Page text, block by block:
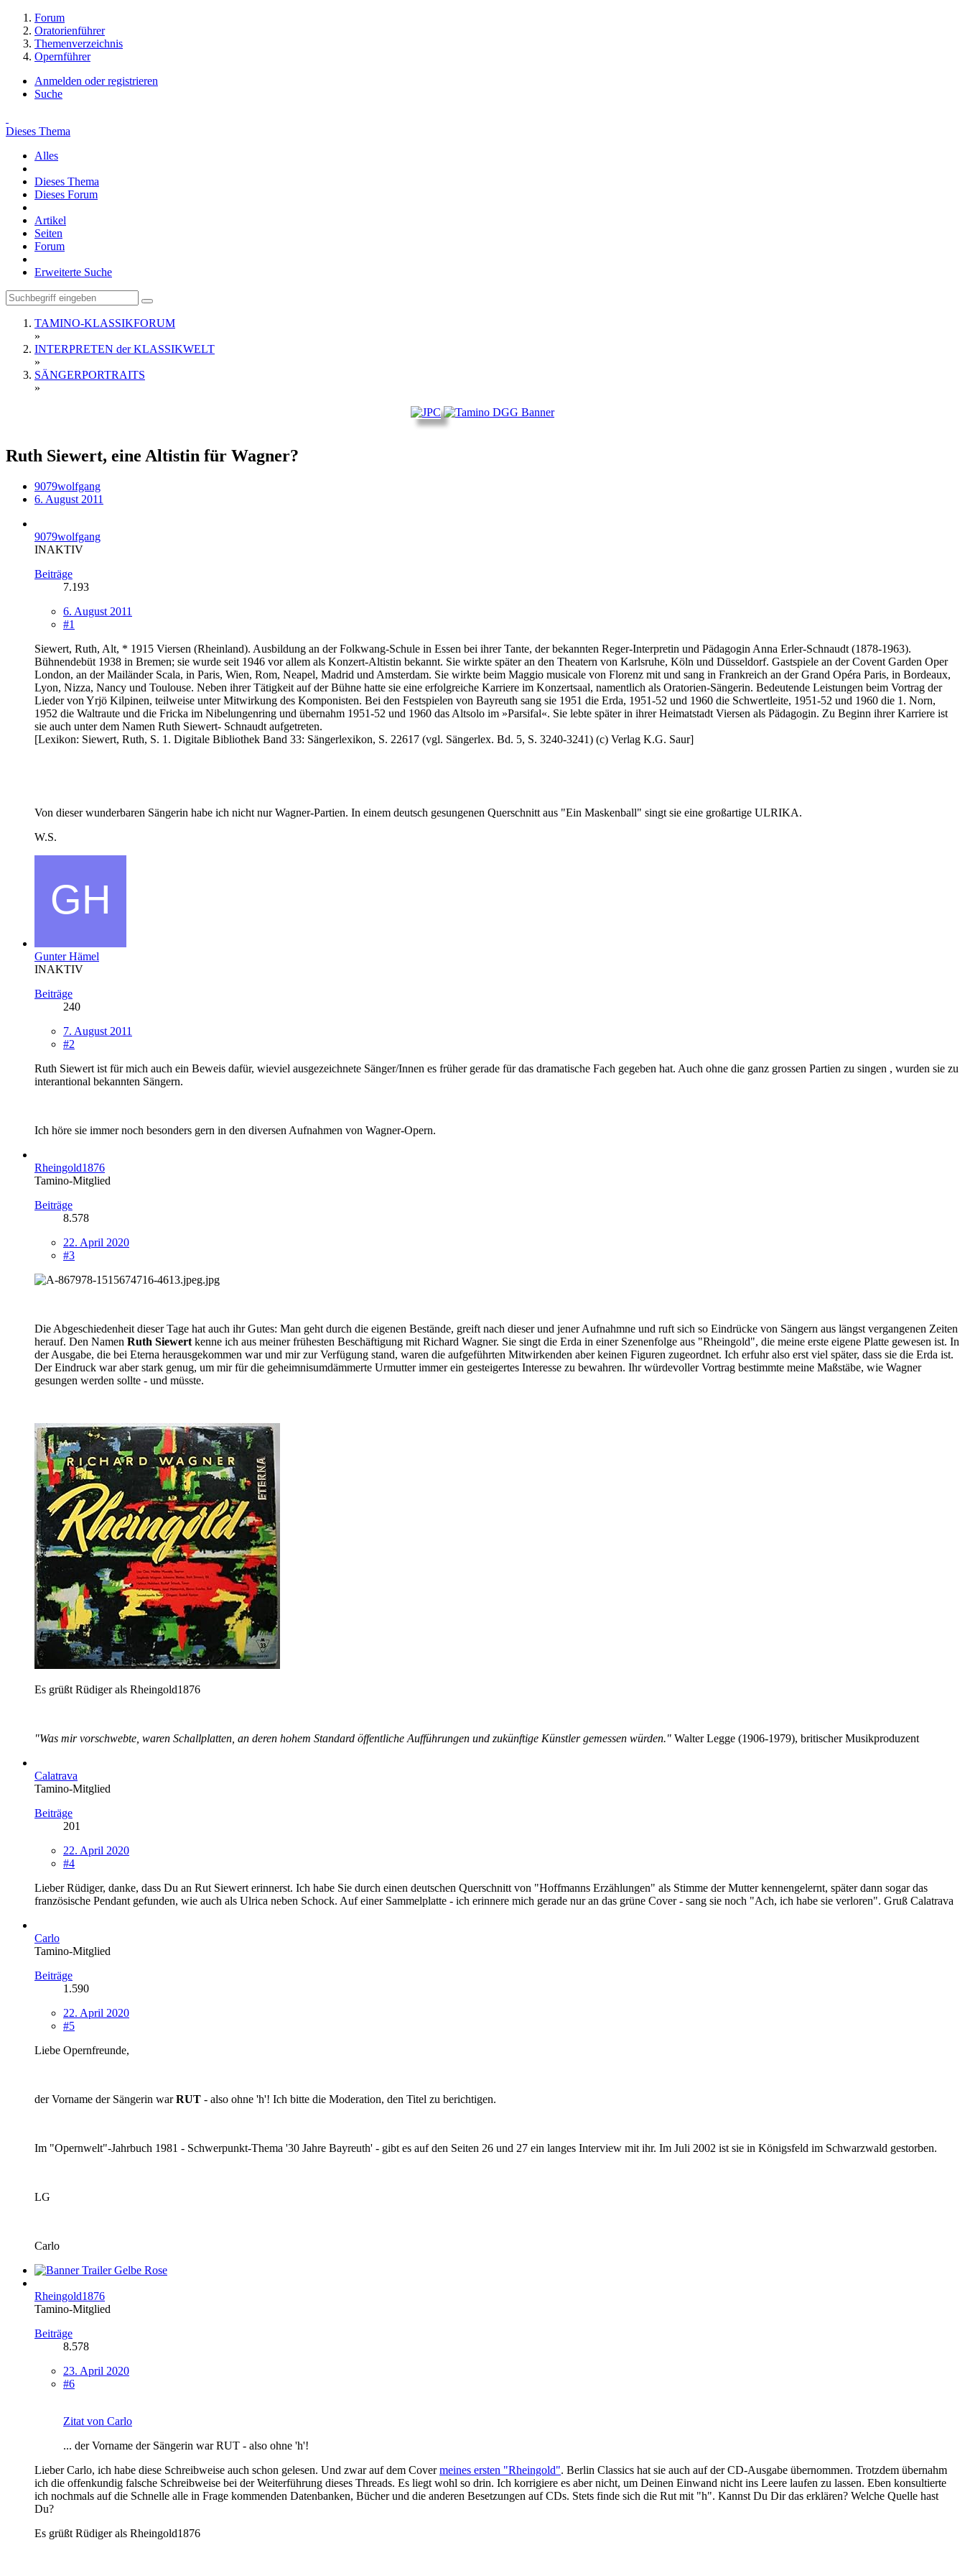
Forum
Oratorienführer
Themenverzeichnis
Opernführer
Anmelden oder registrieren
Suche
Dieses Thema
Alles
Dieses Thema
Dieses Forum
Artikel
Seiten
Forum
Erweiterte Suche
TAMINO-KLASSIKFORUM
»
INTERPRETEN der KLASSIKWELT
»
SÄNGERPORTRAITS
»
Ruth Siewert, eine Altistin für Wagner?
9079wolfgang
6. August 2011
9079wolfgang
INAKTIV
Beiträge
7.193
6. August 2011
#1
Siewert, Ruth, Alt, * 1915 Viersen (Rheinland). Ausbildung an der Folkwang-Schule in Essen bei ihrer Tante, der bekannten Reger-Interpretin und Pädagogin Anna Erler-Schnaudt (1878-1963).
Bühnendebüt 1938 in Bremen; sie wurde seit 1946 vor allem als Konzert-Altistin bekannt. Sie wirkte später an den Theatern von Karlsruhe, Köln und Düsseldorf. Gastspiele an der Covent Garden Oper
London, an der Mailänder Scala, in Paris, Wien, Rom, Neapel, Madrid und Amsterdam. Sie wirkte beim Maggio musicale von Florenz mit und sang in Frankreich an der Grand Opéra Paris, in Bordeaux,
Lyon, Nizza, Nancy und Toulouse. Neben ihrer Tätigkeit auf der Bühne hatte sie eine erfolgreiche Karriere im Konzertsaal, namentlich als Oratorien-Sängerin. Bedeutende Leistungen beim Vortrag der
Lieder von Yrjö Kilpinen, teilweise unter Mitwirkung des Komponisten. Bei den Festspielen von Bayreuth sang sie 1951 die Erda, 1951-52 und 1960 die Schwertleite, 1951-52 und 1960 die 1. Norn,
1952 die Waltraute und die Fricka im Nibelungenring und übernahm 1951-52 und 1960 das Altsolo im »Parsifal«. Sie lebte später in ihrer Heimatstadt Viersen als Pädagogin. Zu Beginn ihrer Karriere ist
sie auch unter dem Namen Ruth Siewert- Schnaudt aufgetreten.
[Lexikon: Siewert, Ruth, S. 1. Digitale Bibliothek Band 33: Sängerlexikon, S. 22617 (vgl. Sängerlex. Bd. 5, S. 3240-3241) (c) Verlag K.G. Saur]
Von dieser wunderbaren Sängerin habe ich nicht nur Wagner-Partien. In einem deutsch gesungenen Querschnitt aus "Ein Maskenball" singt sie eine großartige ULRIKA.
W.S.
Gunter Hämel
INAKTIV
Beiträge
240
7. August 2011
#2
Ruth Siewert ist für mich auch ein Beweis dafür, wieviel ausgezeichnete Sänger/Innen es früher gerade für das dramatische Fach gegeben hat. Auch ohne die ganz grossen Partien zu singen , wurden sie zu
interantional bekannten Sängern.
Ich höre sie immer noch besonders gern in den diversen Aufnahmen von Wagner-Opern.
Rheingold1876
Tamino-Mitglied
Beiträge
8.578
22. April 2020
#3
Die Abgeschiedenheit dieser Tage hat auch ihr Gutes: Man geht durch die eigenen Bestände, greift nach dieser und jener Aufnahmne und ruft sich so Eindrücke von Sängern aus längst vergangenen Zeiten
herauf. Den Namen Ruth Siewert kenne ich aus meiner frühesten Beschäftigung mit Richard Wagner. Sie singt die Erda in einer Szenenfolge aus "Rheingold", die meine erste eigene Platte gewesen ist. In
der Ausgabe, die bei Eterna herausgekommen war und mir zur Verfügung stand, waren die aufgeführten Mitwirkenden aber keinen Figuren zugeordnet. Ich erfuhr also erst viel später, dass sie die Erda ist.
Der Eindruck war aber stark genug, um mir für die geheimnisumdämmerte Urmutter immer ein gesteigertes Interesse zu bewahren. Ihr würdevoller Vortrag bestimmte meine Maßstäbe, wie Wagner
gesungen werden sollte - und müsste.
Es grüßt Rüdiger als Rheingold1876
"Was mir vorschwebte, waren Schallplatten, an deren hohem Standard öffentliche Aufführungen und zukünftige Künstler gemessen würden." Walter Legge (1906-1979), britischer Musikproduzent
Calatrava
Tamino-Mitglied
Beiträge
201
22. April 2020
#4
Lieber Rüdiger, danke, dass Du an Rut Siewert erinnerst. Ich habe Sie durch einen deutschen Querschnitt von "Hoffmanns Erzählungen" als Stimme der Mutter kennengelernt, später dann sogar das
französische Pendant gefunden, wie auch als Ulrica neben Schock. Auf einer Sammelplatte - ich erinnere mich gerade nur an das grüne Cover - sang sie noch "Ach, ich habe sie verloren". Gruß Calatrava
Carlo
Tamino-Mitglied
Beiträge
1.590
22. April 2020
#5
Liebe Opernfreunde,
der Vorname der Sängerin warRUT - also ohne 'h'! Ich bitte die Moderation, den Titel zu berichtigen.
Im "Opernwelt"-Jahrbuch 1981 - Schwerpunkt-Thema '30 Jahre Bayreuth' - gibt es auf den Seiten 26 und 27 ein langes Interview mit ihr. Im Juli 2002 ist sie in Königsfeld im Schwarzwald gestorben.
LG
Carlo
Rheingold1876
Tamino-Mitglied
Beiträge
8.578
23. April 2020
#6
Zitat von Carlo
... der Vorname der Sängerin war RUT - also ohne 'h'!
Lieber Carlo, ich habe diese Schreibweise auch schon gelesen. Und zwar auf dem Covermeines ersten "Rheingold". Berlin Classics hat sie auch auf der CD-Ausgabe übernommen. Trotzdem übernahm
ich die offenkundig falsche Schreibweise bei der Weiterführung dieses Threads. Es liegt wohl so drin. Ich korrigiere es aber nicht, um Deinen Einwand nicht ins Leere laufen zu lassen. Eben konsultierte
ich nochmals auf die Schnelle alle in Frage kommenden Datenbanken, Bücher und die anderen Besetzungen auf CDs. Stets finde sich die Rut mit "h". Kannst Du Dir das erklären? Welche Quelle hast
Du?
Es grüßt Rüdiger als Rheingold1876